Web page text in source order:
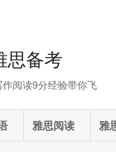
思备考
阅读9分经验带你飞
雅思阅读 雅